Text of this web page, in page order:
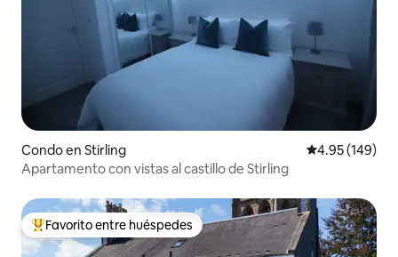
Condo en Stirling Calificación
4.95 (149)
Apartamento con vistas al castillo de Stirling
Favorito entre huéspedes preferido
Favorito entre huéspedes